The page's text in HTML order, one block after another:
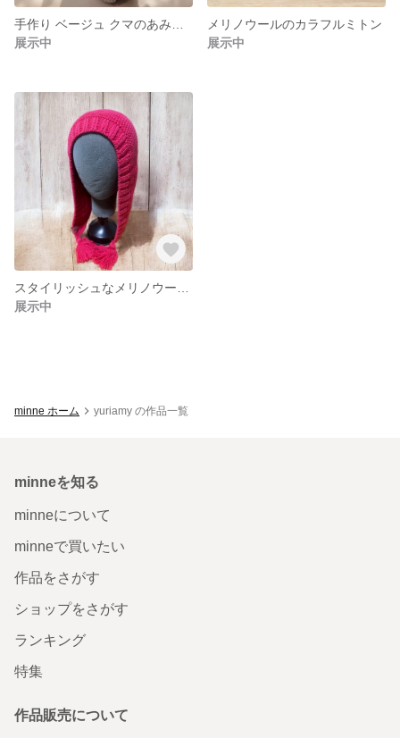
展示中
メリノウールのカラフルミトン
展示中
展示中
minne ホーム yuriamy の作品一覧
minneを知る
minneについて
minneで買いたい
作品をさがす
ショップをさがす
ランキング
特集
作品販売について